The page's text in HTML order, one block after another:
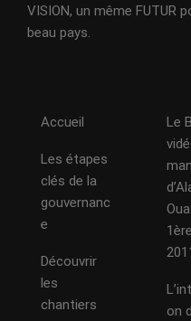
VISION, un même FUTUR
beau pays.
Accueil
Les étapes
clés de la
gouvernanc
e
Découvrir
les
chantiers
Le
on